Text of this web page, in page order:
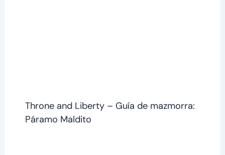
Throne and Liberty – Guía de mazmorra:
Páramo Maldito